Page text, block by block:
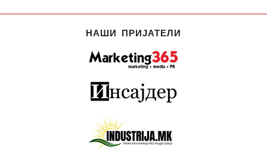
НАШИ ПРИЈАТЕЛИ